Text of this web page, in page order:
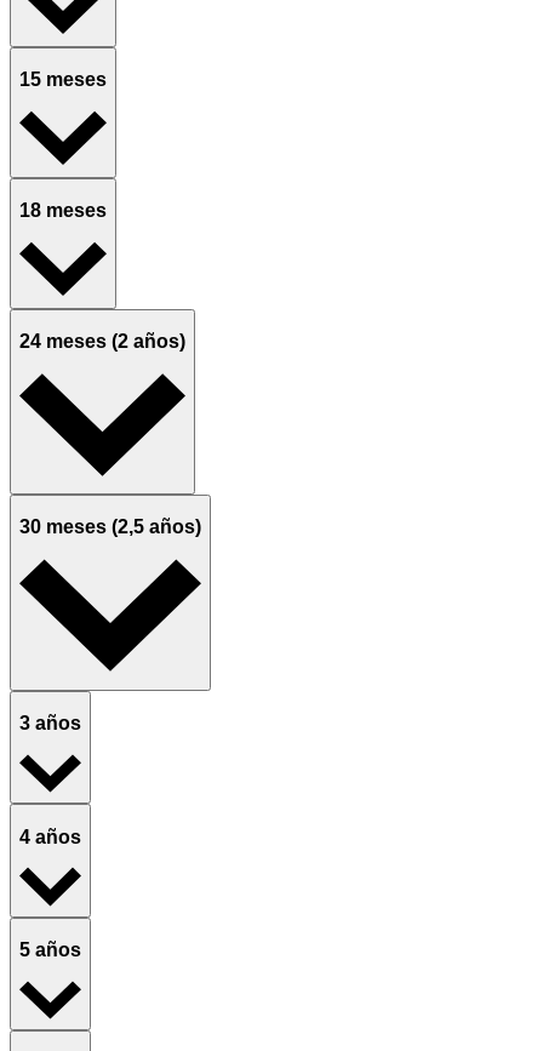
15 meses
18 meses
24 meses (2 años)
30 meses (2,5 años)
3 años
4 años
5 años